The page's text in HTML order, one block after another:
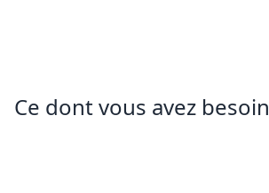
Ce dont vous avez besoin